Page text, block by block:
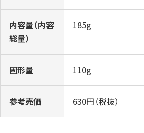
内容量（内容
総量）
185g
固形量 110g
参考売価 630円（税抜）